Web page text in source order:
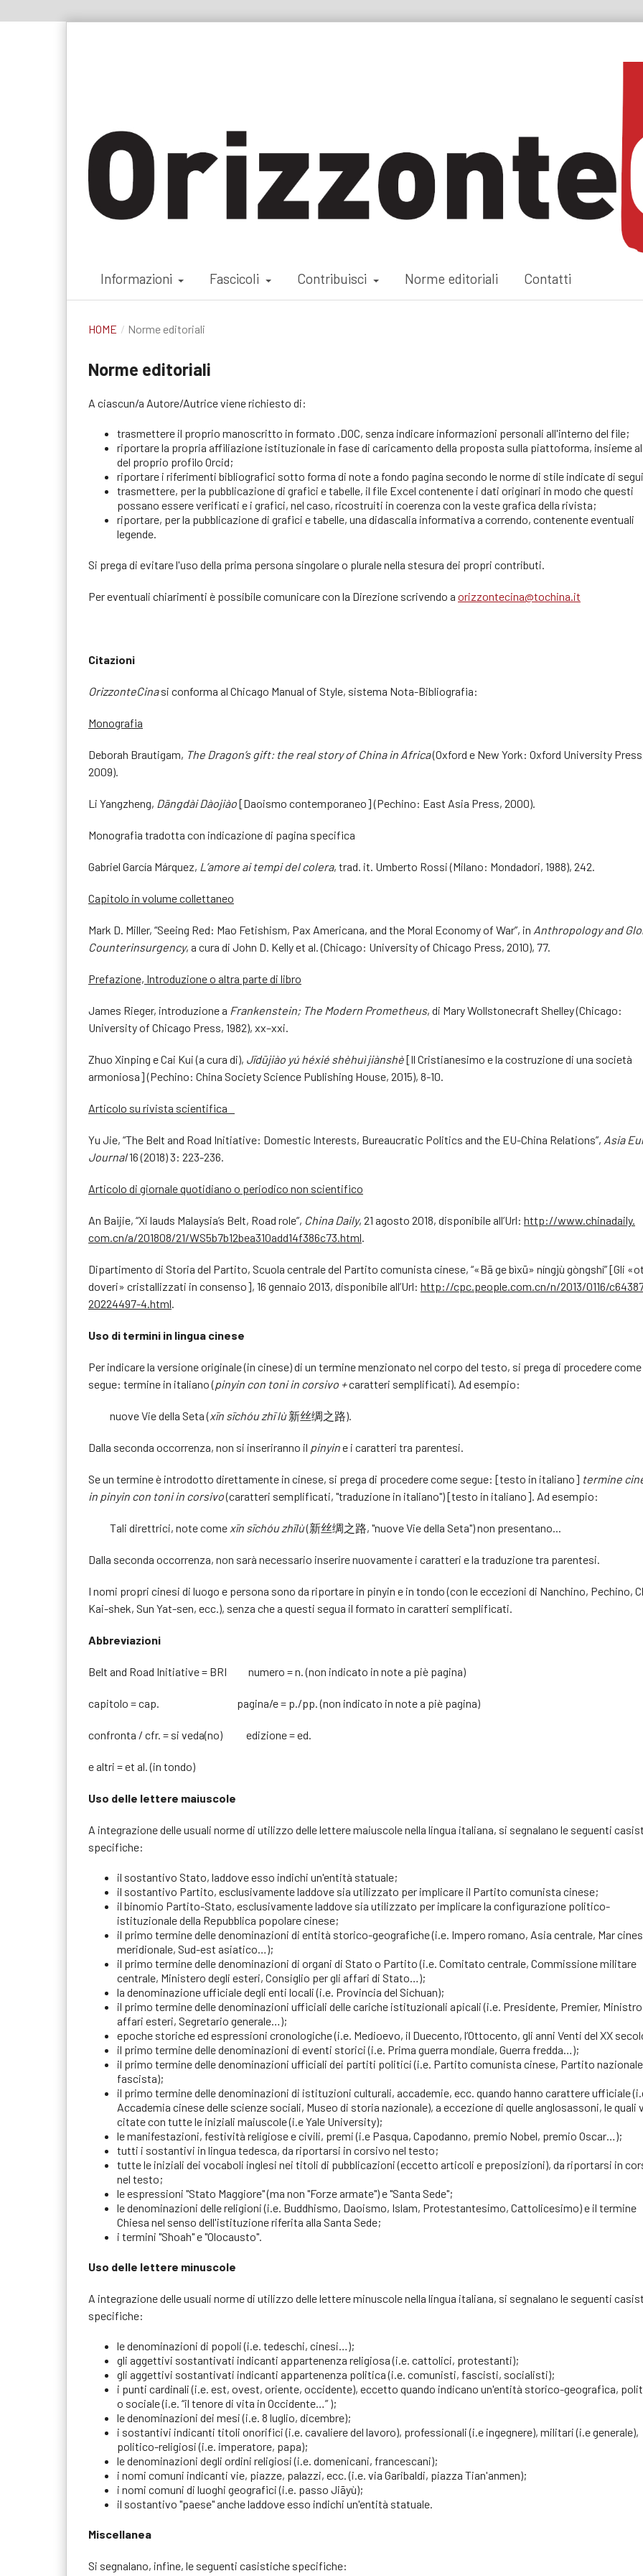
Informazioni Fascicoli Contribuisci Norme editoriali Contatti
HOME / Norme editoriali
Norme editoriali
A ciascun/a Autore/Autrice viene richiesto di:
trasmettere il proprio manoscritto in formato .DOC, senza indicare informazioni personali all'interno del file;
riportare la propria affiliazione istituzionale in fase di caricamento della proposta sulla piattoforma, insieme
del proprio profilo Orcid;
riportare i riferimenti bibliografici sotto forma di note a fondo pagina secondo le norme di stile indicate di
trasmettere, per la pubblicazione di grafici e tabelle, il file Excel contenente i dati originari in modo che questi
possano essere verificati e i grafici, nel caso, ricostruiti in coerenza con la veste grafica della rivista;
riportare, per la pubblicazione di grafici e tabelle, una didascalia informativa a correndo, contenente eventuali
legende.
Si prega di evitare l'uso della prima persona singolare o plurale nella stesura dei propri contributi.
Per eventuali chiarimenti è possibile comunicare con la Direzione scrivendo a orizzontecina@tochina.it
Citazioni
OrizzonteCinasi conforma al Chicago Manual of Style, sistema Nota-Bibliografia:
Monografia
Deborah Brautigam, The Dragon’s gift: the real story of China in Africa(Oxford e New York: Oxford University
2009).
Li Yangzheng, Dāngdài Dàojiào[Daoismo contemporaneo] (Pechino: East Asia Press, 2000).
Monografia tradotta con indicazione di pagina specifica
Gabriel García Márquez, L’amore ai tempi del colera, trad. it. Umberto Rossi (Milano: Mondadori, 1988), 242.
Capitolo in volume collettaneo
Mark D. Miller, “Seeing Red: Mao Fetishism, Pax Americana, and the Moral Economy of War”, in Anthropology and
Counterinsurgency, a cura di John D. Kelly et al. (Chicago: University of Chicago Press, 2010), 77.
Prefazione, Introduzione o altra parte di libro
James Rieger, introduzione a Frankenstein; The Modern Prometheus, di Mary Wollstonecraft Shelley (Chicago:
University of Chicago Press, 1982), xx–xxi.
Zhuo Xinping e Cai Kui (a cura di), Jīdūjiào yú héxié shèhuì jiànshè[Il Cristianesimo e la costruzione di una società
armoniosa] (Pechino: China Society Science Publishing House, 2015), 8-10.
Articolo su rivista scientifica
Yu Jie, “The Belt and Road Initiative: Domestic Interests, Bureaucratic Politics and the EU-China Relations”, Asia
Journal16 (2018) 3: 223-236.
Articolo di giornale quotidiano o periodico non scientifico
An Baijie, “Xi lauds Malaysia’s Belt, Road role”, China Daily, 21 agosto 2018, disponibile all’Url: http://www.chinadaily.
com.cn/a/201808/21/WS5b7b12bea310add14f386c73.html
Dipartimento di Storia del Partito, Scuola centrale del Partito comunista cinese, “«Bā ge bìxū» níngjù gòngshí” [Gli
doveri» cristallizzati in consenso], 16 gennaio 2013, disponibile all’Url: http://cpc.people.com.cn/n/2013/0116/
20224497-4.html
Uso di termini in lingua cinese
Per indicare la versione originale (in cinese) di un termine menzionato nel corpo del testo, si prega di procedere come
segue: termine in italiano (pinyin con toni in corsivo +caratteri semplificati). Ad esempio:
nuove Vie della Seta (xīn sīchóu zhī lù新丝绸之路).
Dalla seconda occorrenza, non si inseriranno il pinyine i caratteri tra parentesi.
Se un termine è introdotto direttamente in cinese, si prega di procedere come segue: [testo in italiano] termine
in pinyin con toni in corsivo(caratteri semplificati, "traduzione in italiano") [testo in italiano]. Ad esempio:
Tali direttrici, note come xīn sīchóu zhīlù(新丝绸之路, "nuove Vie della Seta") non presentano...
Dalla seconda occorrenza, non sarà necessario inserire nuovamente i caratteri e la traduzione tra parentesi.
I nomi propri cinesi di luogo e persona sono da riportare in pinyin e in tondo (con le eccezioni di Nanchino, Pechino,
Kai-shek, Sun Yat-sen, ecc.), senza che a questi segua il formato in caratteri semplificati.
Abbreviazioni
Belt and Road Initiative = BRI numero = n. (non indicato in note a piè pagina)
capitolo = cap. pagina/e = p./pp. (non indicato in note a piè pagina)
confronta / cfr. = si veda(no) edizione = ed.
e altri = et al. (in tondo)
Uso delle lettere maiuscole
A integrazione delle usuali norme di utilizzo delle lettere maiuscole nella lingua italiana, si segnalano le seguenti
specifiche:
il sostantivo Stato, laddove esso indichi un'entità statuale;
il sostantivo Partito, esclusivamente laddove sia utilizzato per implicare il Partito comunista cinese;
il binomio Partito-Stato, esclusivamente laddove sia utilizzato per implicare la configurazione politico-
istituzionale della Repubblica popolare cinese;
il primo termine delle denominazioni di entità storico-geografiche (i.e. Impero romano, Asia centrale, Mar
meridionale, Sud-est asiatico…);
il primo termine delle denominazioni di organi di Stato o Partito (i.e. Comitato centrale, Commissione militare
centrale, Ministero degli esteri, Consiglio per gli affari di Stato…);
la denominazione ufficiale degli enti locali (i.e. Provincia del Sichuan);
il primo termine delle denominazioni ufficiali delle cariche istituzionali apicali (i.e. Presidente, Premier, Ministro
affari esteri, Segretario generale…);
epoche storiche ed espressioni cronologiche (i.e. Medioevo, il Duecento, l’Ottocento, gli anni Venti del XX
il primo termine delle denominazioni di eventi storici (i.e. Prima guerra mondiale, Guerra fredda…);
il primo termine delle denominazioni ufficiali dei partiti politici (i.e. Partito comunista cinese, Partito nazionale
fascista);
il primo termine delle denominazioni di istituzioni culturali, accademie, ecc. quando hanno carattere ufficiale
Accademia cinese delle scienze sociali, Museo di storia nazionale), a eccezione di quelle anglosassoni, le quali
citate con tutte le iniziali maiuscole (i.e Yale University);
le manifestazioni, festività religiose e civili, premi (i.e Pasqua, Capodanno, premio Nobel, premio Oscar…);
tutti i sostantivi in lingua tedesca, da riportarsi in corsivo nel testo;
tutte le iniziali dei vocaboli inglesi nei titoli di pubblicazioni (eccetto articoli e preposizioni), da riportarsi in
nel testo;
le espressioni "Stato Maggiore" (ma non "Forze armate") e "Santa Sede";
le denominazioni delle religioni (i.e. Buddhismo, Daoismo, Islam, Protestantesimo, Cattolicesimo) e il termine
Chiesa nel senso dell'istituzione riferita alla Santa Sede;
i termini "Shoah" e "Olocausto".
Uso delle lettere minuscole
A integrazione delle usuali norme di utilizzo delle lettere minuscole nella lingua italiana, si segnalano le seguenti
specifiche:
le denominazioni di popoli (i.e. tedeschi, cinesi…);
gli aggettivi sostantivati indicanti appartenenza religiosa (i.e. cattolici, protestanti);
gli aggettivi sostantivati indicanti appartenenza politica (i.e. comunisti, fascisti, socialisti);
i punti cardinali (i.e. est, ovest, oriente, occidente), eccetto quando indicano un'entità storico-geografica,
o sociale (i.e. “il tenore di vita in Occidente…” );
le denominazioni dei mesi (i.e. 8 luglio, dicembre);
i sostantivi indicanti titoli onorifici (i.e. cavaliere del lavoro), professionali (i.e ingegnere), militari (i.e generale),
politico-religiosi (i.e. imperatore, papa);
le denominazioni degli ordini religiosi (i.e. domenicani, francescani);
i nomi comuni indicanti vie, piazze, palazzi, ecc. (i.e. via Garibaldi, piazza Tian'anmen);
i nomi comuni di luoghi geografici (i.e. passo Jiāyù);
il sostantivo "paese" anche laddove esso indichi un'entità statuale.
Miscellanea
Si segnalano, infine, le seguenti casistiche specifiche: